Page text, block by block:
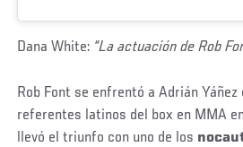
Dana White: “La actuación de Rob
Rob Font se enfrentó a Adrián Yáñez
referentes latinos del box en MMA
llevó el triunfo con uno de los